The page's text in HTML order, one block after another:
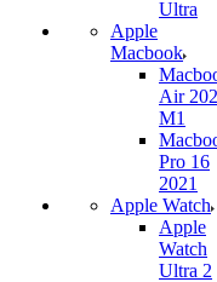
Ultra
Apple
Macbook
Air
M1
Pro 16
2021
Apple Watch
Apple
Watch
Ultra 2